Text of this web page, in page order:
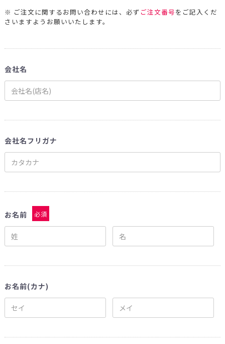
※ ご注文に関するお問い合わせには、必ず ご注文番号をご記入くだ
さいますようお願いいたします。
会社名
会社名フリガナ
お名前 必須
お名前(カナ)